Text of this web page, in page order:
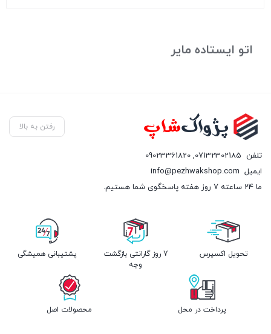
اتو ایستاده مایر
رفتن به بالا
تلفن 07132302185
,
09023361820
ایمیل info@pezhwakshop.com
ما 24 ساعته 7 روز هفته پاسخگوی شما هستیم.
تحویل اکسپرس
7 روز گارانتی بازگشت
وجه
پشتیبانی همیشگی
پرداخت در محل محصولات اصل